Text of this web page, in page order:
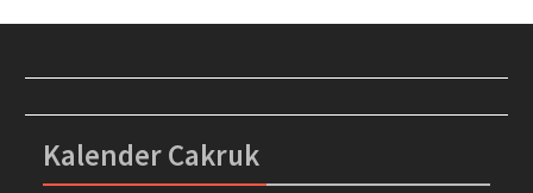
Kalender Cakruk